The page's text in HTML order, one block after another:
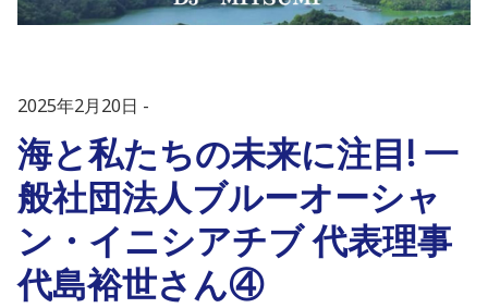
2025年2月20日
海と私たちの未来に注目! 一
般社団法人ブルーオーシャ
ン・イニシアチブ 代表理事
代島裕世さん④